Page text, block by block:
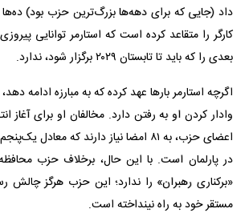
داد (جایی که برای دهه‌ها بزرگ‌ترین حزب بود) ده‌ها
کارگر را متقاعد کرده است که استارمر توانایی
بعدی را که باید تا تابستان ۲۰۲۹ برگزار شود، ندارد.
اگرچه استارمر بارها عهد کرده که به مبارزه ادامه
وادار کردن او به رفتن دارد. مخالفان او برای آغاز
اعضای حزب، به ۸۱ امضا نیاز دارند که
در پارلمان است. با این حال، برخلاف حزب
«برکناری رهبران» را ندارد؛ این حزب هرگز
مستقر خود به راه نینداخته است.